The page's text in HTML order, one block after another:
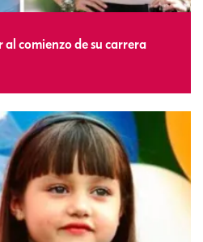
comienzo de su carrera